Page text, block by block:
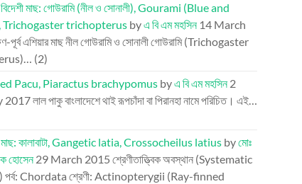
বিদেশী মাছ: গোউরামি (নীল ও সোনালী), Gourami (Blue and
Trichogaster trichopterus byএ বি এম মহসিন 14 March
পূর্ব এশিয়ার মাছ নীল গোউরামি ও সোনালী গোউরামি (Trichogaster
(2)
Pacu, Piaractus brachypomus byএ বি এম মহসিন 2
2017লাল পাকু বাংলাদেশে থাই রূপচাঁদা বা পিরানহা নামে পরিচিত। এই…
মাছ: কালাবাটা, Gangetic latia, Crossocheilus latius byমোঃ
হোসেন 29 March 2015 শ্রেণীতাত্ত্বিক অবস্থান (Systematic
Chordata শ্রেণী: Actinopterygii (Ray-finned